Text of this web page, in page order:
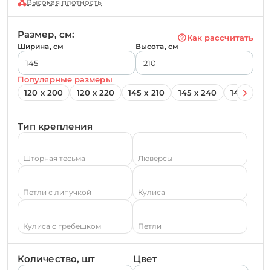
Высокая плотность
Размер, см: Как рассчитать
Ширина, см Высота, см
Популярные размеры
120 х 200
120 х 220 145 х 210 145 х 240 145 х 260
Тип крепления
Шторная тесьма Люверсы
Петли с липучкой Кулиса
Кулиса с гребешком Петли
Количество, шт Цвет